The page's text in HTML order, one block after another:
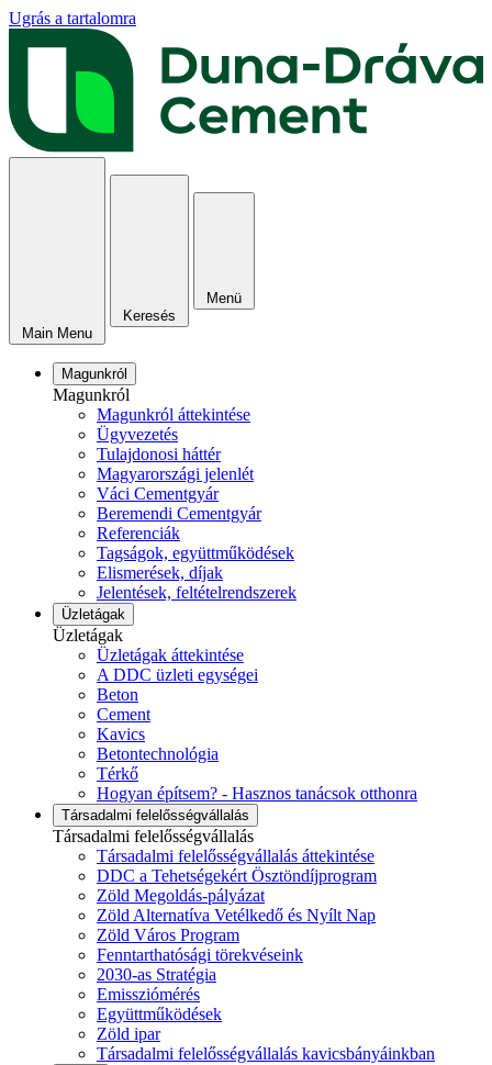
Ugrás a tartalomra
Main Menu
Keresés
Menü
Magunkról
Magunkról
Magunkról áttekintése
Ügyvezetés
Tulajdonosi háttér
Magyarországi jelenlét
Váci Cementgyár
Beremendi Cementgyár
Referenciák
Tagságok, együttműködések
Elismerések, díjak
Jelentések, feltételrendszerek
Üzletágak
Üzletágak
Üzletágak áttekintése
A DDC üzleti egységei
Beton
Cement
Kavics
Betontechnológia
Térkő
Hogyan építsem? - Hasznos tanácsok otthonra
Társadalmi felelősségvállalás
Társadalmi felelősségvállalás
Társadalmi felelősségvállalás áttekintése
DDC a Tehetségekért Ösztöndíjprogram
Zöld Megoldás-pályázat
Zöld Alternatíva Vetélkedő és Nyílt Nap
Zöld Város Program
Fenntarthatósági törekvéseink
2030-as Stratégia
Emissziómérés
Együttműködések
Zöld ipar
Társadalmi felelősségvállalás kavicsbányáinkban